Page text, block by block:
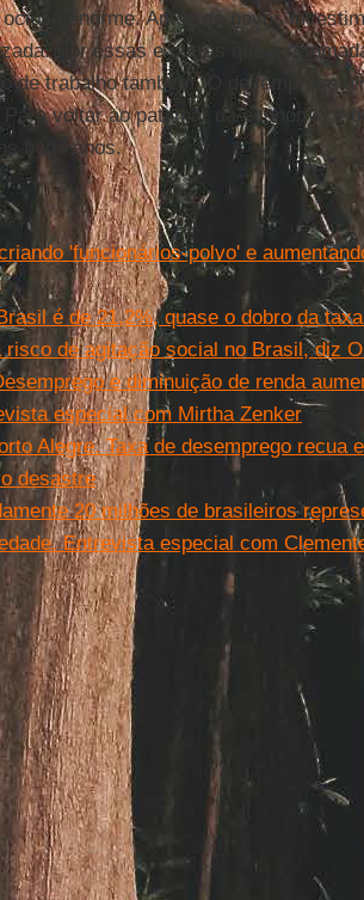
enorme. Antes de novos
Por essas e outras que a
de trabalho também. O desemprego
voltar ao patamar da economia e
bons anos.
'funcionários-polvo' e
é de 21,2%, quase o dobro da
risco de agitação social no Brasil, diz
e diminuição de renda
especial com Mirtha Zenker
Alegre. Taxa de desemprego recua
desastre
20 milhões de brasileiros
Entrevista especial com